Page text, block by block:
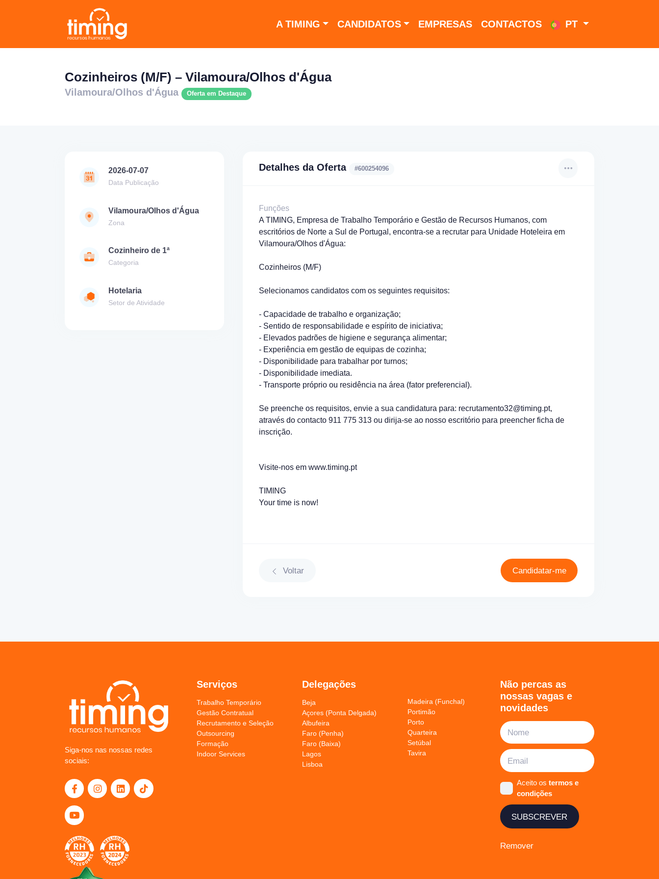
A TIMING CANDIDATOS EMPRESAS CONTACTOS PT
Cozinheiros (M/F) – Vilamoura/Olhos d'Água
Vilamoura/Olhos d'Água Oferta em Destaque
2026-07-07
Data Publicação
Vilamoura/Olhos d'Água
Zona
Cozinheiro de 1ª
Categoria
Hotelaria
Setor de Atividade
Detalhes da Oferta #600254096
Funções
A TIMING, Empresa de Trabalho Temporário e Gestão de Recursos Humanos, com
escritórios de Norte a Sul de Portugal, encontra-se a recrutar para Unidade Hoteleira em
Vilamoura/Olhos d'Água:
Cozinheiros (M/F)
Selecionamos candidatos com os seguintes requisitos:
- Capacidade de trabalho e organização;
- Sentido de responsabilidade e espírito de iniciativa;
- Elevados padrões de higiene e segurança alimentar;
- Experiência em gestão de equipas de cozinha;
- Disponibilidade para trabalhar por turnos;
- Disponibilidade imediata.
- Transporte próprio ou residência na área (fator preferencial).
Se preenche os requisitos, envie a sua candidatura para: recrutamento32@timing.pt,
através do contacto 911 775 313 ou dirija-se ao nosso escritório para preencher ficha de
inscrição.
Visite-nos em www.timing.pt
TIMING
Your time is now!
Voltar Candidatar-me
Siga-nos nas nossas redes
sociais:
Serviços
Trabalho Temporário
Gestão Contratual
Recrutamento e Seleção
Outsourcing
Formação
Indoor Services
Delegações
Beja
Açores (Ponta Delgada)
Albufeira
Faro (Penha)
Faro (Baixa)
Lagos
Lisboa
Madeira (Funchal)
Portimão
Porto
Quarteira
Setúbal
Tavira
Não percas as
nossas vagas e
novidades
Aceito os termos e
condições
SUBSCREVER
Remover